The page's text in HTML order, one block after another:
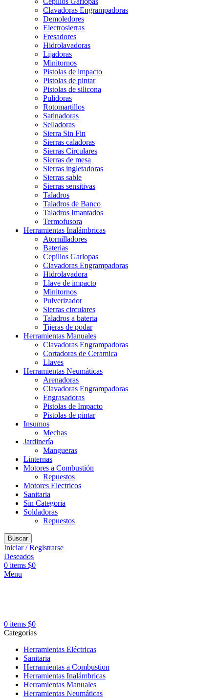
Clavadoras Engrampadoras
Demoledores
Electrosierras
Fresadores
Hidrolavadoras
Lijadoras
Minitornos
Pistolas de impacto
Pistolas de pintar
Pistolas de silicona
Pulidoras
Rotomartillos
Satinadoras
Selladoras
Sierra Sin Fin
Sierras caladoras
Sierras Circulares
Sierras de mesa
Sierras ingletadoras
Sierras sable
Sierras sensitivas
Taladros
Taladros de Banco
Taladros Imantados
Termofusora
Herramientas Inalámbricas
Atornilladores
Baterias
Cepillos Garlopas
Clavadoras Engrampadoras
Hidrolavadora
Llave de impacto
Minitornos
Pulverizador
Sierras circulares
Taladros a bateria
Tijeras de podar
Herramientas Manuales
Clavadoras Engrampadoras
Cortadoras de Ceramica
Llaves
Herramientas Neumáticas
Arenadoras
Clavadoras Engrampadoras
Engrasadoras
Pistolas de Impacto
Pistolas de pintar
Insumos
Mechas
Jardinería
Mangueras
Linternas
Motores a Combustión
Repuestos
Motores Electricos
Sanitaria
Sin Categoria
Soldadoras
Repuestos
Buscar
Iniciar / Registrarse
Deseados
0 items $0
Menu
0 items $0
Categorías
Herramientas Eléctricas
Sanitaria
Herramientas a Combustion
Herramientas Inalámbricas
Herramientas Manuales
Herramientas Neumáticas